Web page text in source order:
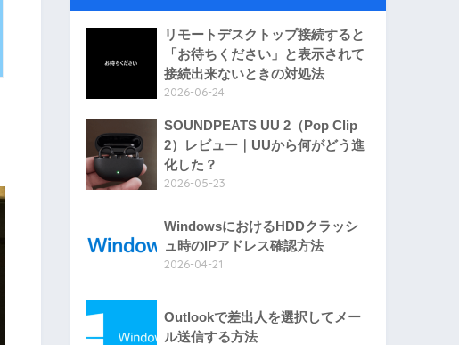
リモートデスクトップ接続すると
「お待ちください」と表示されて
接続出来ないときの対処法
2026-06-24
SOUNDPEATS UU 2（Pop Clip
2）レビュー｜UUから何がどう進
化した？
2026-05-23
WindowsにおけるHDDクラッシ
ュ時のIPアドレス確認方法
2026-04-21
Outlookで差出人を選択してメー
ル送信する方法